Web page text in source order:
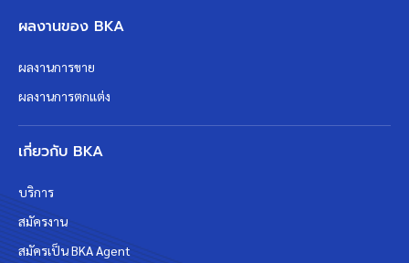
ผลงานของ BKA
ผลงานการขาย
ผลงานการตกแต่ง
เกี่ยวกับ BKA
บริการ
สมัครงาน
สมัครเป็น BKA Agent